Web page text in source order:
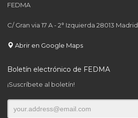
FEDMA
C/ Gran via 17 A - 2° Izquierda 28013 Madrid
Abrir en Google Maps
Boletín electrónico de FEDMA
¡Suscríbete al boletín!